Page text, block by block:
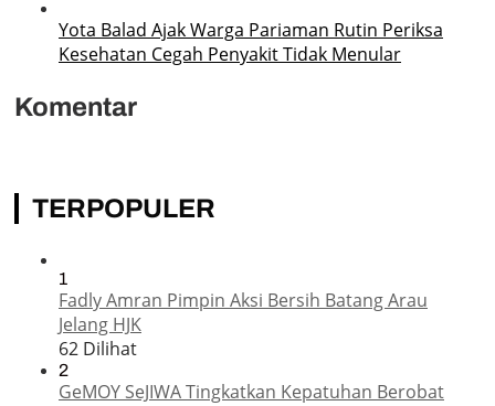
Yota Balad Ajak Warga Pariaman Rutin Periksa
Kesehatan Cegah Penyakit Tidak Menular
Komentar
TERPOPULER
1
Fadly Amran Pimpin Aksi Bersih Batang Arau
Jelang HJK
62 Dilihat
2
GeMOY SeJIWA Tingkatkan Kepatuhan Berobat